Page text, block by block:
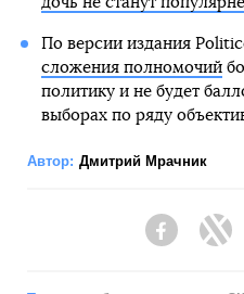
По версии издания
сложения полномочий
политику и не будет
выборах по ряду
Автор: Дмитрий Мрачник
Facebook